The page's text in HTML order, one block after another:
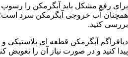
برای رفع مشکل باید آبگرمکن را رسوب
همچنان آب خروجی آبگرمکن سرد است؛
بررسی کنید.
دیافراگم آبگرمکن قطعه ای پلاستیکی
پیدا کنید و در صورت نیاز آن را تعویض